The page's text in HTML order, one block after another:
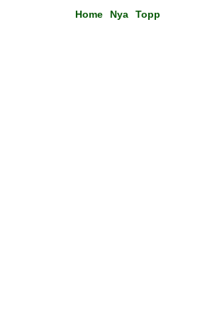
Home Nya Topp